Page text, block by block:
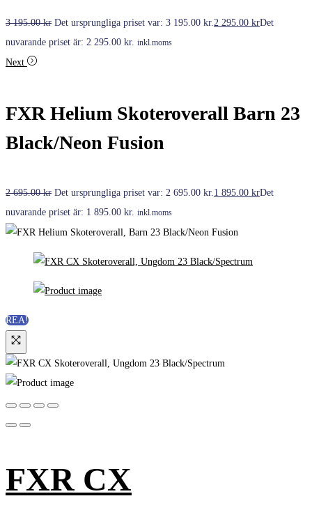
3 195.00kr Det ursprungliga priset var: 3 195.00 kr.2 295.00 krDet
nuvarande priset är: 2 295.00 kr. inkl.moms
Next
FXR Helium Skoteroverall Barn 23
Black/Neon Fusion
2 695.00kr Det ursprungliga priset var: 2 695.00 kr. 1 895.00 krDet
nuvarande priset är: 1 895.00 kr. inkl.moms
REA!
FXR CX